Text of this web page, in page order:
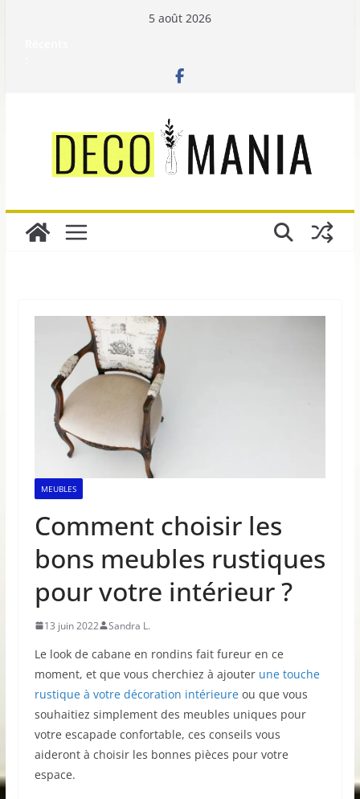
5 août 2026
MEUBLES
Comment choisir les
bons meubles rustiques
pour votre intérieur ?
13 juin 2022 Sandra L.
Le look de cabane en rondins fait fureur en ce
moment, et que vous cherchiez à ajouter une touche
rustique à votre décoration intérieure ou que vous
souhaitiez simplement des meubles uniques pour
votre escapade confortable, ces conseils vous
aideront à choisir les bonnes pièces pour votre
espace.